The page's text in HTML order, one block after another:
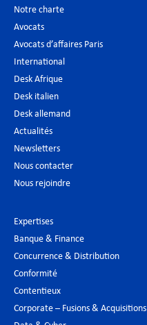
Notre charte
Avocats
Avocats d’affaires Paris
International
Desk Afrique
Desk italien
Desk allemand
Actualités
Newsletters
Nous contacter
Nous rejoindre
Expertises
Banque & Finance
Concurrence & Distribution
Conformité
Contentieux
Corporate – Fusions & Acquisitions